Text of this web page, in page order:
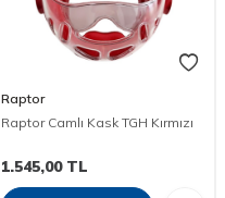
Raptor
Raptor Camlı Kask TGH Kırmızı
1.545,00TL